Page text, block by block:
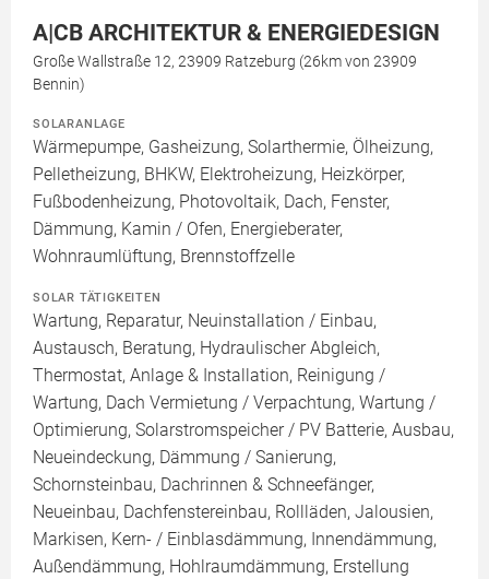
A|CB ARCHITEKTUR & ENERGIEDESIGN
Große Wallstraße 12, 23909 Ratzeburg (26km von 23909
Bennin)
SOLARANLAGE
Wärmepumpe, Gasheizung, Solarthermie, Ölheizung,
Pelletheizung, BHKW, Elektroheizung, Heizkörper,
Fußbodenheizung, Photovoltaik, Dach, Fenster,
Dämmung, Kamin / Ofen, Energieberater,
Wohnraumlüftung, Brennstoffzelle
SOLAR TÄTIGKEITEN
Wartung, Reparatur, Neuinstallation / Einbau,
Austausch, Beratung, Hydraulischer Abgleich,
Thermostat, Anlage & Installation, Reinigung /
Wartung, Dach Vermietung / Verpachtung, Wartung /
Optimierung, Solarstromspeicher / PV Batterie, Ausbau,
Neueindeckung, Dämmung / Sanierung,
Schornsteinbau, Dachrinnen & Schneefänger,
Neueinbau, Dachfenstereinbau, Rollläden, Jalousien,
Markisen, Kern- / Einblasdämmung, Innendämmung,
Außendämmung, Hohlraumdämmung, Erstellung